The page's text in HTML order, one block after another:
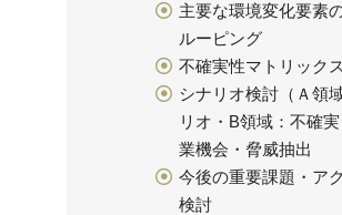
主要な環境変化要素
ルーピング
不確実性マトリック
シナリオ検討（Ａ領
リオ・B領域：不確
業機会・脅威抽出
今後の重要課題・ア
検討